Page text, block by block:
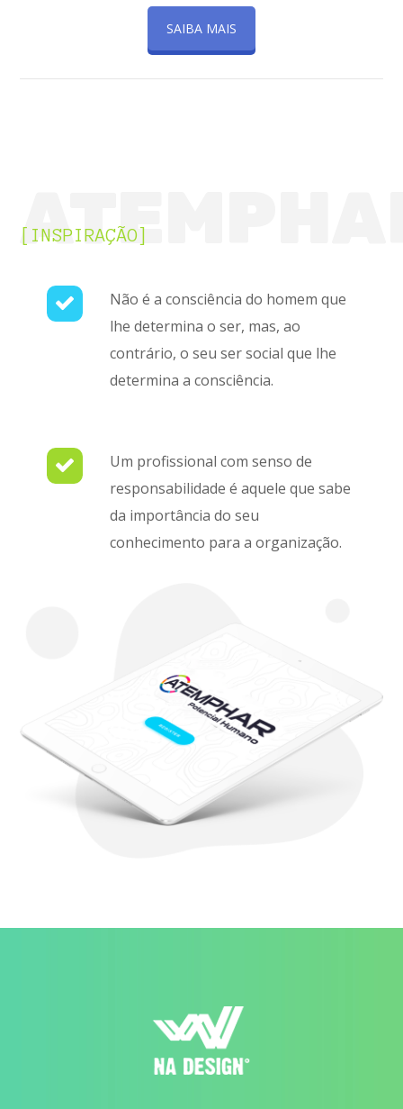
SAIBA MAIS
[INSPIRAÇÃO]
Não é a consciência do homem que
lhe determina o ser, mas, ao
contrário, o seu ser social que lhe
determina a consciência.
Um profissional com senso de
responsabilidade é aquele que sabe
da importância do seu
conhecimento para a organização.